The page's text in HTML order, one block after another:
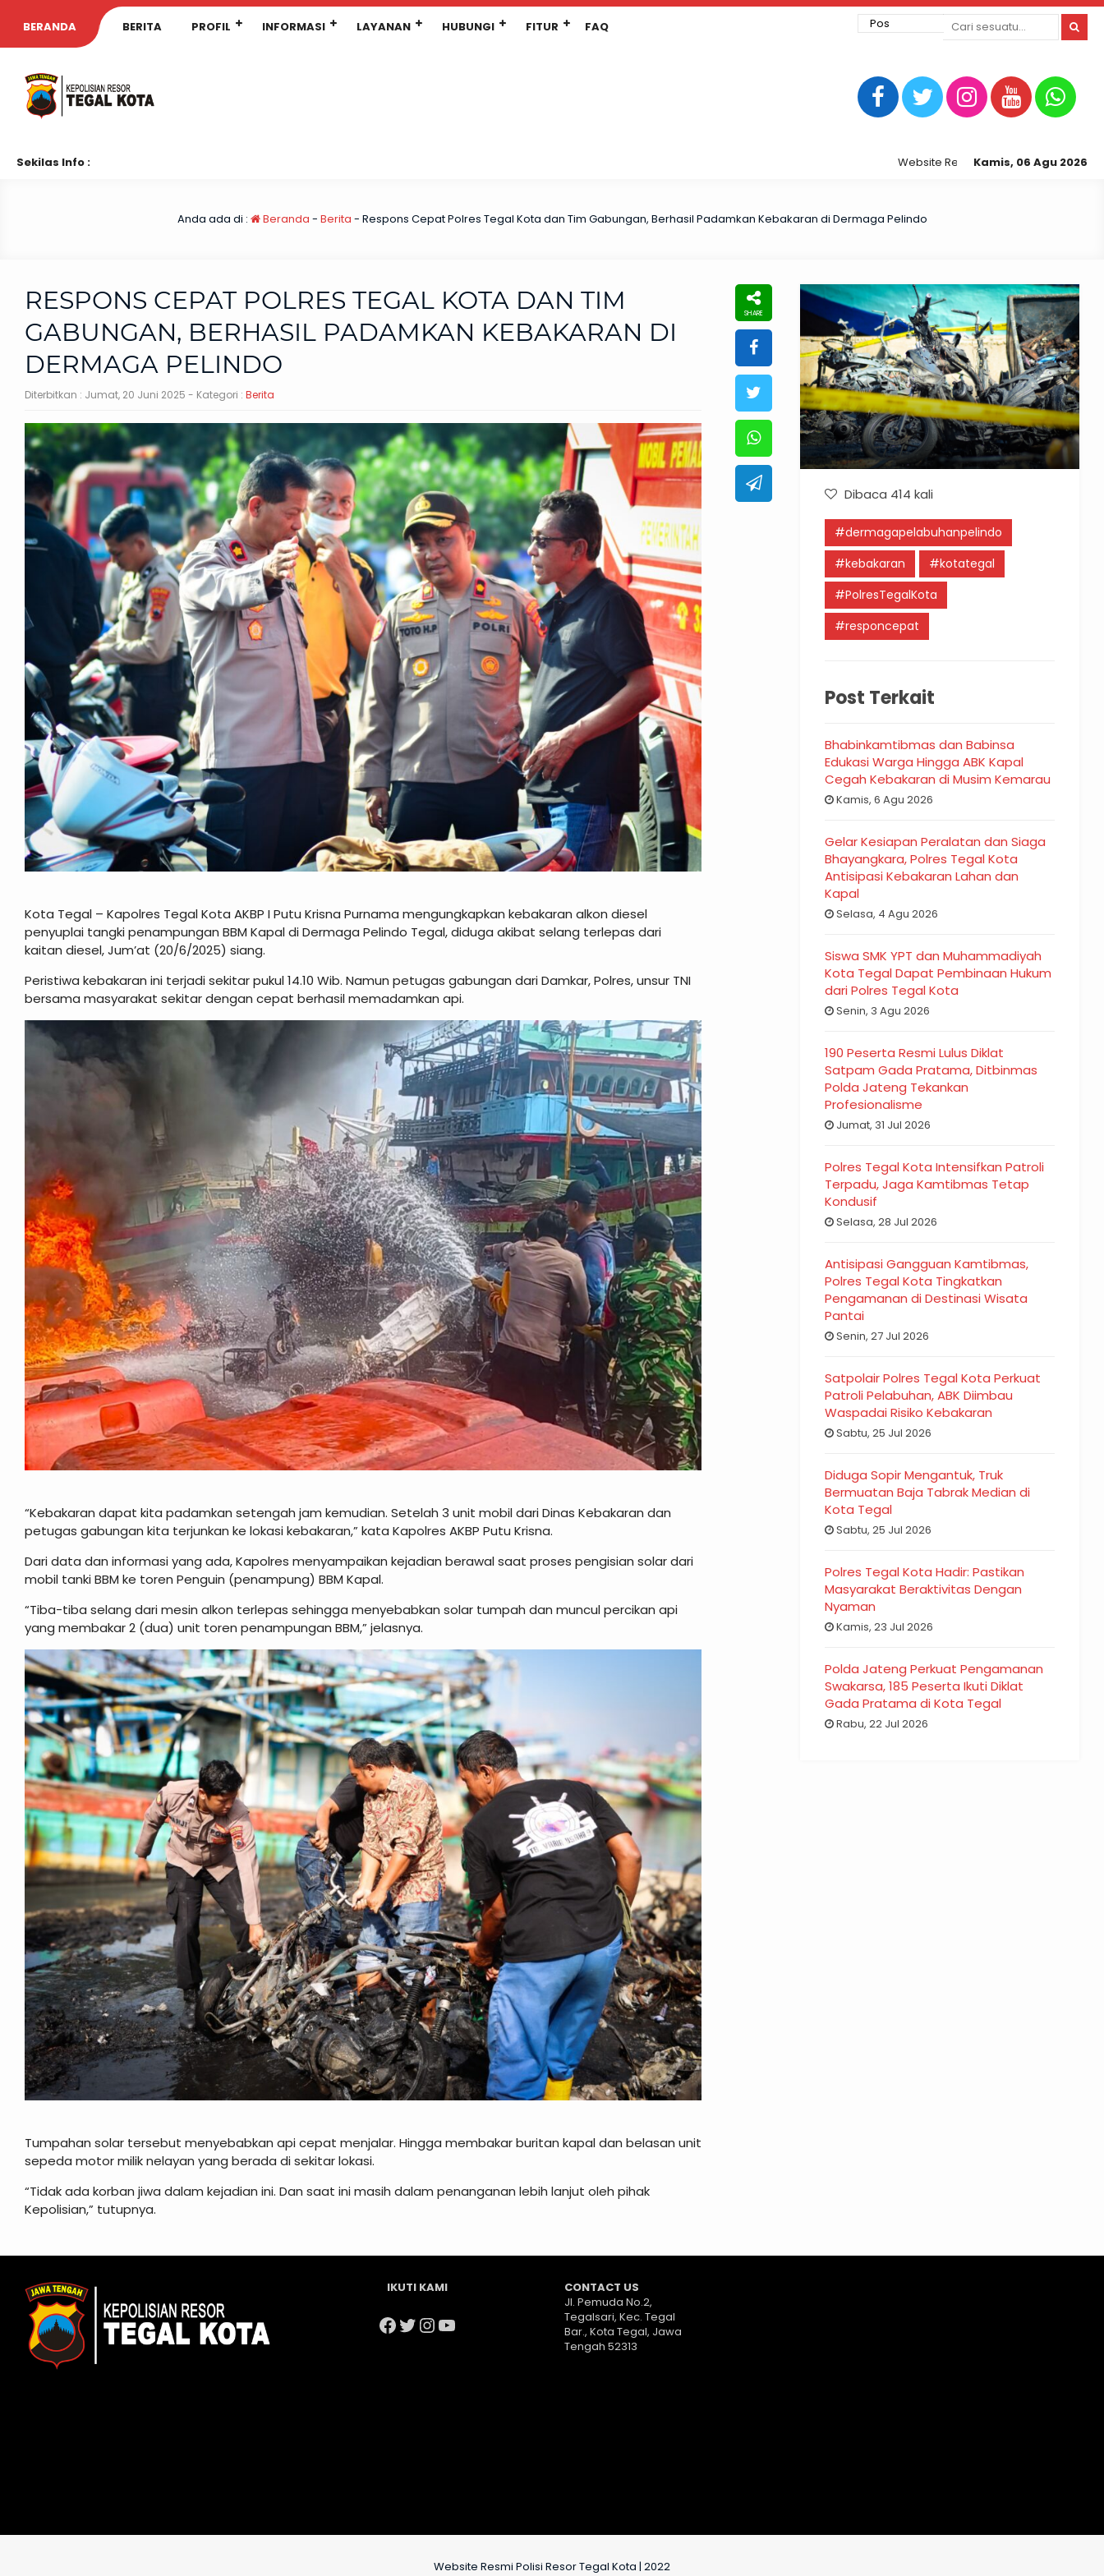
BERANDA BERITA PROFIL INFORMASI LAYANAN HUBUNGI FITUR FAQ
Sekilas Info : Kamis, 06 Agu 2026
Website Resmi Kepolisian Resor Tegal Kota
Anda ada di : Beranda - Berita - Respons Cepat Polres Tegal Kota dan Tim Gabungan, Berhasil Padamkan Kebakaran di Dermaga Pelindo
RESPONS CEPAT POLRES TEGAL KOTA DAN TIM
GABUNGAN, BERHASIL PADAMKAN KEBAKARAN DI
DERMAGA PELINDO
Diterbitkan : Jumat, 20 Juni 2025 - Kategori : Berita
Kota Tegal – Kapolres Tegal Kota AKBP I Putu Krisna Purnama mengungkapkan kebakaran alkon diesel
penyuplai tangki penampungan BBM Kapal di Dermaga Pelindo Tegal, diduga akibat selang terlepas dari
kaitan diesel, Jum’at (20/6/2025) siang.
Peristiwa kebakaran ini terjadi sekitar pukul 14.10 Wib. Namun petugas gabungan dari Damkar, Polres, unsur TNI
bersama masyarakat sekitar dengan cepat berhasil memadamkan api.
“Kebakaran dapat kita padamkan setengah jam kemudian. Setelah 3 unit mobil dari Dinas Kebakaran dan
petugas gabungan kita terjunkan ke lokasi kebakaran,” kata Kapolres AKBP Putu Krisna.
Dari data dan informasi yang ada, Kapolres menyampaikan kejadian berawal saat proses pengisian solar dari
mobil tanki BBM ke toren Penguin (penampung) BBM Kapal.
“Tiba-tiba selang dari mesin alkon terlepas sehingga menyebabkan solar tumpah dan muncul percikan api
yang membakar 2 (dua) unit toren penampungan BBM,” jelasnya.
Tumpahan solar tersebut menyebabkan api cepat menjalar. Hingga membakar buritan kapal dan belasan unit
sepeda motor milik nelayan yang berada di sekitar lokasi.
“Tidak ada korban jiwa dalam kejadian ini. Dan saat ini masih dalam penanganan lebih lanjut oleh pihak
Kepolisian,” tutupnya.
Dibaca 414 kali
#dermagapelabuhanpelindo
#kebakaran
#kotategal
#PolresTegalKota
#responcepat
Post Terkait
Bhabinkamtibmas dan Babinsa
Edukasi Warga Hingga ABK Kapal
Cegah Kebakaran di Musim Kemarau
Kamis, 6 Agu 2026
Gelar Kesiapan Peralatan dan Siaga
Bhayangkara, Polres Tegal Kota
Antisipasi Kebakaran Lahan dan
Kapal
Selasa, 4 Agu 2026
Siswa SMK YPT dan Muhammadiyah
Kota Tegal Dapat Pembinaan Hukum
dari Polres Tegal Kota
Senin, 3 Agu 2026
190 Peserta Resmi Lulus Diklat
Satpam Gada Pratama, Ditbinmas
Polda Jateng Tekankan
Profesionalisme
Jumat, 31 Jul 2026
Polres Tegal Kota Intensifkan Patroli
Terpadu, Jaga Kamtibmas Tetap
Kondusif
Selasa, 28 Jul 2026
Antisipasi Gangguan Kamtibmas,
Polres Tegal Kota Tingkatkan
Pengamanan di Destinasi Wisata
Pantai
Senin, 27 Jul 2026
Satpolair Polres Tegal Kota Perkuat
Patroli Pelabuhan, ABK Diimbau
Waspadai Risiko Kebakaran
Sabtu, 25 Jul 2026
Diduga Sopir Mengantuk, Truk
Bermuatan Baja Tabrak Median di
Kota Tegal
Sabtu, 25 Jul 2026
Polres Tegal Kota Hadir: Pastikan
Masyarakat Beraktivitas Dengan
Nyaman
Kamis, 23 Jul 2026
Polda Jateng Perkuat Pengamanan
Swakarsa, 185 Peserta Ikuti Diklat
Gada Pratama di Kota Tegal
Rabu, 22 Jul 2026
IKUTI KAMI
Facebook
Twitter
Instagram
YouTube
CONTACT US
Jl. Pemuda No.2,
Tegalsari, Kec. Tegal
Bar., Kota Tegal, Jawa
Tengah 52313
Website Resmi Polisi Resor Tegal Kota | 2022